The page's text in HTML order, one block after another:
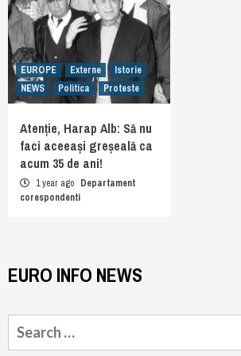
EUROPE Externe
Istorie
NEWS
Politica Proteste
Atenție, Harap Alb: Să nu
faci aceeași greșeală ca
acum 35 de ani!
1 year ago Departament
corespondenti
EURO INFO NEWS
Search
for: